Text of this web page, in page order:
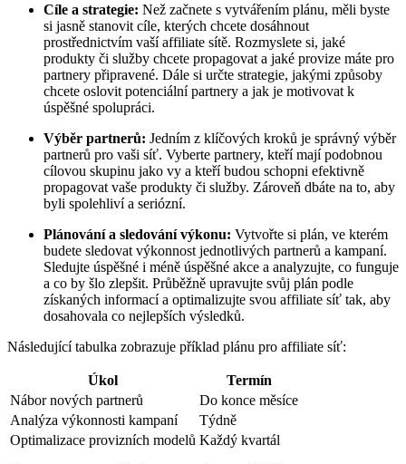
Cíle a strategie: Než začnete s vytvářením plánu, měli byste
si jasně stanovit cíle, kterých chcete dosáhnout
prostřednictvím vaší affiliate sítě. Rozmyslete si, jaké
produkty či služby chcete propagovat a jaké provize máte pro
partnery připravené. Dále si určte strategie, jakými způsoby
chcete oslovit potenciální partnery a jak je motivovat k
úspěšné spolupráci.
Výběr partnerů: Jedním z klíčových kroků je správný výběr
partnerů pro vaši síť. Vyberte partnery, kteří mají podobnou
cílovou skupinu jako vy a kteří budou schopni efektivně
propagovat vaše produkty či služby. Zároveň dbáte na to, aby
byli spolehliví a seriózní.
Plánování a sledování výkonu: Vytvořte si plán, ve kterém
budete sledovat výkonnost jednotlivých partnerů a kampaní.
Sledujte úspěšné i méně úspěšné akce a analyzujte, co funguje
a co by šlo zlepšit. Průběžně upravujte svůj plán podle
získaných informací a optimalizujte svou affiliate síť tak, aby
dosahovala co nejlepších výsledků.
Následující tabulka zobrazuje příklad plánu pro affiliate síť:
Úkol
Termín
Nábor nových partnerů
Do konce měsíce
Analýza výkonnosti kampaní
Týdně
Optimalizace provizních modelů Každý kvartál